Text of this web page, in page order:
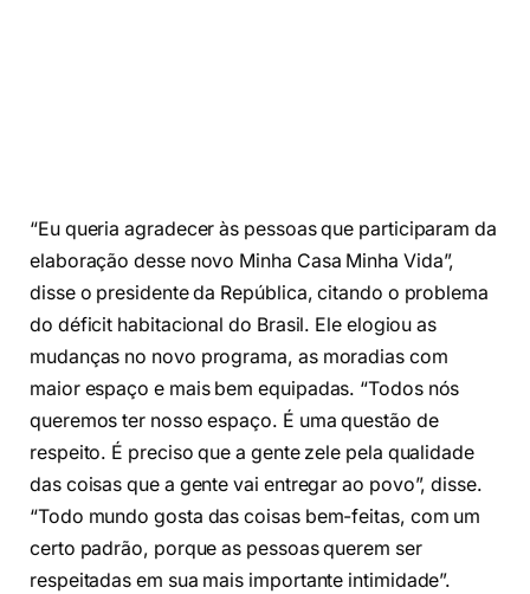
“Eu queria agradecer às pessoas que participaram da
elaboração desse novo Minha Casa Minha Vida”,
disse o presidente da República, citando o problema
do déficit habitacional do Brasil. Ele elogiou as
mudanças no novo programa, as moradias com
maior espaço e mais bem equipadas. “Todos nós
queremos ter nosso espaço. É uma questão de
respeito. É preciso que a gente zele pela qualidade
das coisas que a gente vai entregar ao povo”, disse.
“Todo mundo gosta das coisas bem-feitas, com um
certo padrão, porque as pessoas querem ser
respeitadas em sua mais importante intimidade”.